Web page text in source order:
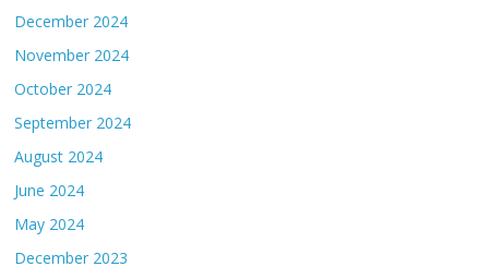
December 2024
November 2024
October 2024
September 2024
August 2024
June 2024
May 2024
December 2023